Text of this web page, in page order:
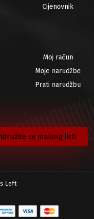
Cijenovnik
Moj račun
Moje narudžbe
Prati narudžbu
se mailing listi
Left